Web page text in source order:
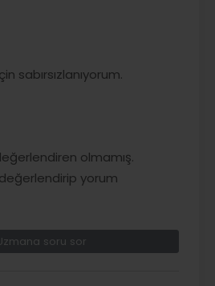
sabırsızlanıyorum.
olmamış.
yorum
soru sor